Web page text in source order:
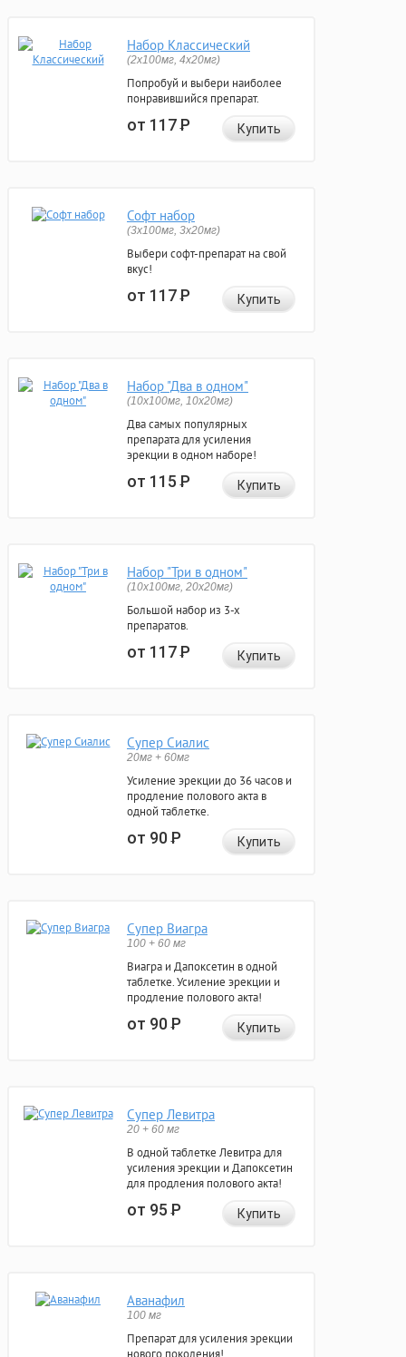
Набор Классический
(2x100мг, 4x20мг)
Попробуй и выбери наиболее
понравившийся препарат.
от 117Р Купить
Софт набор
(3x100мг, 3x20мг)
Выбери софт-препарат на свой
вкус!
от 117Р Купить
Набор "Два в одном"
(10x100мг, 10x20мг)
Два самых популярных
препарата для усиления
эрекции в одном наборе!
от 115Р Купить
Набор "Три в одном"
(10x100мг, 20x20мг)
Большой набор из 3-х
препаратов.
от 117Р Купить
Супер Сиалис
20мг + 60мг
Усиление эрекции до 36 часов и
продление полового акта в
одной таблетке.
от 90Р Купить
Супер Виагра
100 + 60 мг
Виагра и Дапоксетин в одной
таблетке. Усиление эрекции и
продление полового акта!
от 90Р Купить
Супер Левитра
20 + 60 мг
В одной таблетке Левитра для
усиления эрекции и Дапоксетин
для продления полового акта!
от 95Р Купить
Аванафил
100 мг
Препарат для усиления эрекции